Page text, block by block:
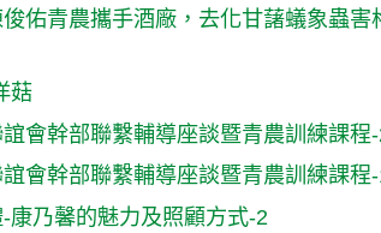
佑青農攜手酒廠，去化甘藷蟻象蟲害
菇
會幹部聯繫輔導座談暨青農訓練課程
會幹部聯繫輔導座談暨青農訓練課程
康乃馨的魅力及照顧方式-2